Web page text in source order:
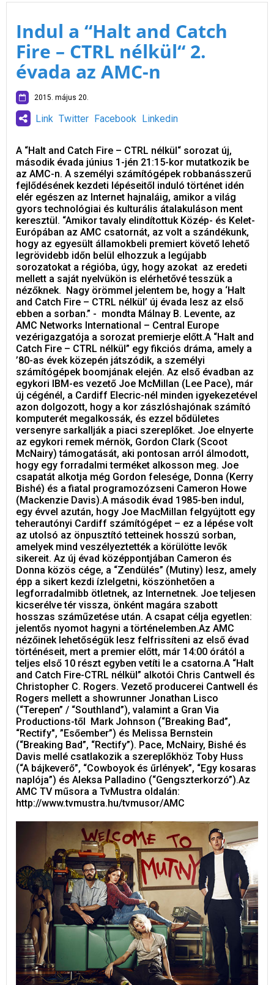
Indul a “Halt and Catch
Fire – CTRL nélkül“ 2.
évada az AMC-n
2015. május 20.
Link Twitter Facebook Linkedin
A “Halt and Catch Fire – CTRL nélkül“ sorozat új,
második évada június 1-jén 21:15-kor mutatkozik be
az AMC-n. A személyi számítógépek robbanásszerű
fejlődésének kezdeti lépéseitől induló történet idén
elér egészen az Internet hajnaláig, amikor a világ
gyors technológiai és kulturális átalakuláson ment
keresztül. “Amikor tavaly elindítottuk Közép- és Kelet-
Európában az AMC csatornát, az volt a szándékunk,
hogy az egyesült államokbeli premiert követő lehető
legrövidebb időn belül elhozzuk a legújabb
sorozatokat a régióba, úgy, hogy azokat az eredeti
mellett a saját nyelvükön is elérhetővé tesszük a
nézőknek. Nagy örömmel jelentem be, hogy a ‘Halt
and Catch Fire – CTRL nélkül’ új évada lesz az első
ebben a sorban.” - mondta Málnay B. Levente, az
AMC Networks International – Central Europe
vezérigazgatója a sorozat premierje előtt.A “Halt and
Catch Fire – CTRL nélkül” egy fikciós dráma, amely a
’80-as évek közepén játszódik, a személyi
számítógépek boomjának elején. Az első évadban az
egykori IBM-es vezető Joe McMillan (Lee Pace), már
új cégénél, a Cardiff Elecric-nél minden igyekezetével
azon dolgozott, hogy a kor zászlóshajónak számító
komputerét megalkossák, és ezzel bődületes
versenyre sarkallják a piaci szereplőket. Joe elnyerte
az egykori remek mérnök, Gordon Clark (Scoot
McNairy) támogatását, aki pontosan arról álmodott,
hogy egy forradalmi terméket alkosson meg. Joe
csapatát alkotja még Gordon felesége, Donna (Kerry
Bishé) és a fiatal programozózseni Cameron Howe
(Mackenzie Davis).A második évad 1985-ben indul,
egy évvel azután, hogy Joe MacMillan felgyújtott egy
teherautónyi Cardiff számítógépet – ez a lépése volt
az utolsó az önpusztító tetteinek hosszú sorban,
amelyek mind veszélyeztették a körülötte levők
sikereit. Az új évad középpontjában Cameron és
Donna közös cége, a “Zendülés” (Mutiny) lesz, amely
épp a sikert kezdi ízlelgetni, köszönhetően a
legforradalmibb ötletnek, az Internetnek. Joe teljesen
kicserélve tér vissza, önként magára szabott
hosszas száműzetése után. A csapat célja egyetlen:
jelentős nyomot hagyni a történelemben.Az AMC
nézőinek lehetőségük lesz felfrissíteni az első évad
történéseit, mert a premier előtt, már 14:00 órától a
teljes első 10 részt egyben vetíti le a csatorna.A “Halt
and Catch Fire-CTRL nélkül” alkotói Chris Cantwell és
Christopher C. Rogers. Vezető producerei Cantwell és
Rogers mellett a showrunner Jonathan Lisco
(“Terepen” / “Southland”), valamint a Gran Via
Productions-től Mark Johnson (“Breaking Bad”,
“Rectify", ”Esőember”) és Melissa Bernstein
(“Breaking Bad”, “Rectify”). Pace, McNairy, Bishé és
Davis mellé csatlakozik a szereplőkhöz Toby Huss
(“A bájkeverő”, “Cowboyok és űrlények”, “Egy kosaras
naplója”) és Aleksa Palladino (“Gengszterkorzó”).Az
AMC TV műsora a TvMustra oldalán:
http://www.tvmustra.hu/tvmusor/AMC